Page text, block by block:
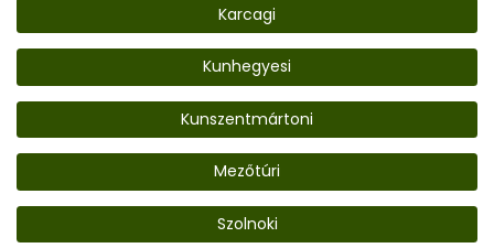
Karcagi
Kunhegyesi
Kunszentmártoni
Mezőtúri
Szolnoki